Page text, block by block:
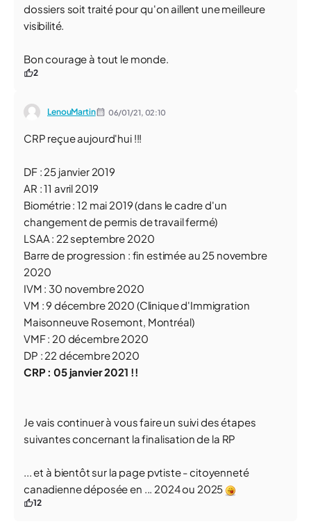
dossiers soit traité pour qu'on aillent une meilleure
visibilité.
Bon courage à tout le monde.
2
LenouMartin 06/01/21, 02:10
CRP reçue aujourd'hui !!!
DF : 25 janvier 2019
AR : 11 avril 2019
Biométrie : 12 mai 2019 (dans le cadre d'un
changement de permis de travail fermé)
LSAA : 22 septembre 2020
Barre de progression : fin estimée au 25 novembre
2020
IVM : 30 novembre 2020
VM : 9 décembre 2020 (Clinique d'Immigration
Maisonneuve Rosemont, Montréal)
VMF : 20 décembre 2020
DP : 22 décembre 2020
CRP : 05 janvier 2021 !!
Je vais continuer à vous faire un suivi des étapes
suivantes concernant la finalisation de la RP
... et à bientôt sur la page pvtiste - citoyenneté
canadienne déposée en ... 2024 ou 2025
12